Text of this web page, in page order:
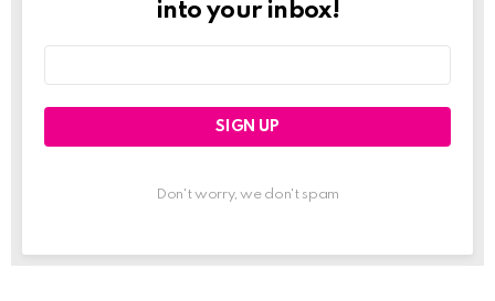
into your inbox!
Don't worry, we don't spam